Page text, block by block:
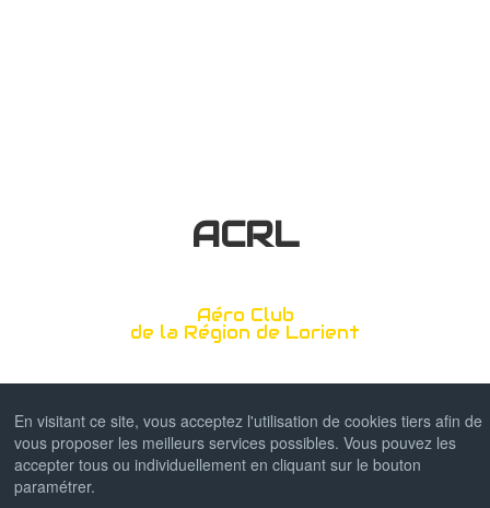
ACRL
Aéro Club
de la Région de Lorient
Association Loi 1901 N° 03614 - Agrément Jeunesse et sport : -
377787213/00018 - Code APE 926 C -Code NAF : 9312Z
DTO n° : FR-DTO-0049 - PPL(A)/LAPL(A)/Qualif de nuit/Vol
acrobatique(A)
En visitant ce site, vous acceptez l'utilisation de cookies tiers afin de
vous proposer les meilleurs services possibles. Vous pouvez les
accepter tous ou individuellement en cliquant sur le bouton
paramétrer.